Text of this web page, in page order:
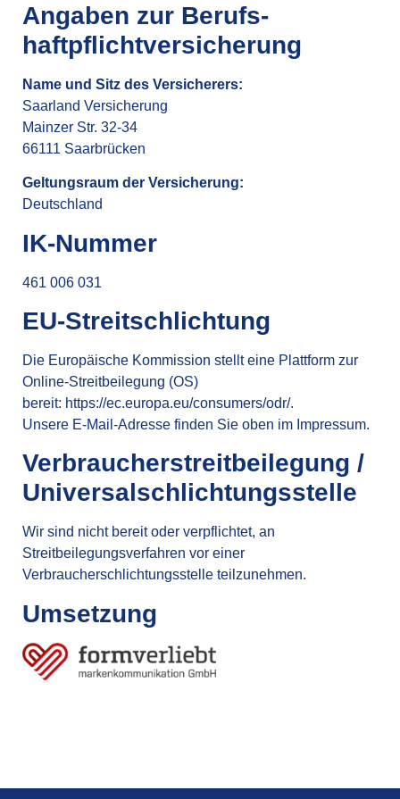
Angaben zur Berufs­
haftpflicht­versicherung
Name und Sitz des Versicherers:
Saarland Versicherung
Mainzer Str. 32-34
66111 Saarbrücken
Geltungsraum der Versicherung:
Deutschland
IK-Nummer
461 006 031
EU-Streitschlichtung
Die Europäische Kommission stellt eine Plattform zur
Online-Streitbeilegung (OS)
bereit: https://ec.europa.eu/consumers/odr/.
Unsere E-Mail-Adresse finden Sie oben im Impressum.
Verbraucher­streit­beilegung /
Universal­schlichtungs­stelle
Wir sind nicht bereit oder verpflichtet, an
Streitbeilegungsverfahren vor einer
Verbraucherschlichtungsstelle teilzunehmen.
Umsetzung